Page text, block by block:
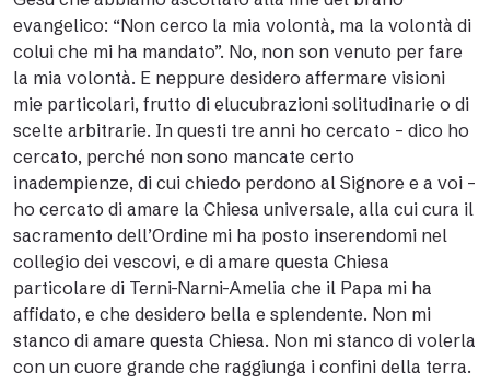
evangelico: “Non cerco la mia volontà, ma la volontà di
colui che mi ha mandato”. No, non son venuto per fare
la mia volontà. E neppure desidero affermare visioni
mie particolari, frutto di elucubrazioni solitudinarie o di
scelte arbitrarie. In questi tre anni ho cercato – dico ho
cercato, perché non sono mancate certo
inadempienze, di cui chiedo perdono al Signore e a voi –
ho cercato di amare la Chiesa universale, alla cui cura il
sacramento dell’Ordine mi ha posto inserendomi nel
collegio dei vescovi, e di amare questa Chiesa
particolare di Terni-Narni-Amelia che il Papa mi ha
affidato, e che desidero bella e splendente. Non mi
stanco di amare questa Chiesa. Non mi stanco di volerla
con un cuore grande che raggiunga i confini della terra.